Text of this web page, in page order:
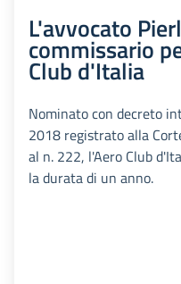
L'avvocato
commissario
Club d'Italia
Nominato con decreto
2018 registrato alla
al n. 222, l'Aero Club
la durata di un anno.